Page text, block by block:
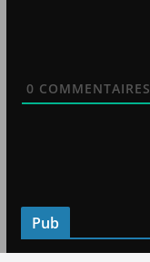
0 COMMENTAIRES
Pub